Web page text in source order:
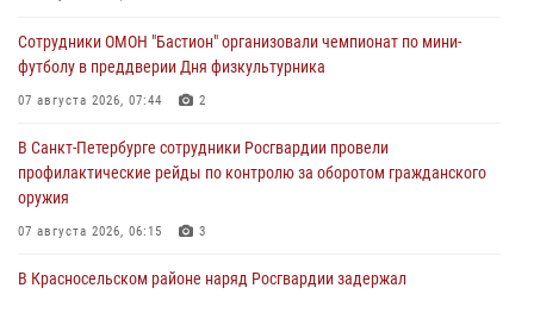
Сотрудники ОМОН "Бастион" организовали чемпионат по мини-
футболу в преддверии Дня физкультурника
07 августа 2026, 07:44 2
В Санкт-Петербурге сотрудники Росгвардии провели
профилактические рейды по контролю за оборотом гражданского
оружия
07 августа 2026, 06:15 3
В Красносельском районе наряд Росгвардии задержал